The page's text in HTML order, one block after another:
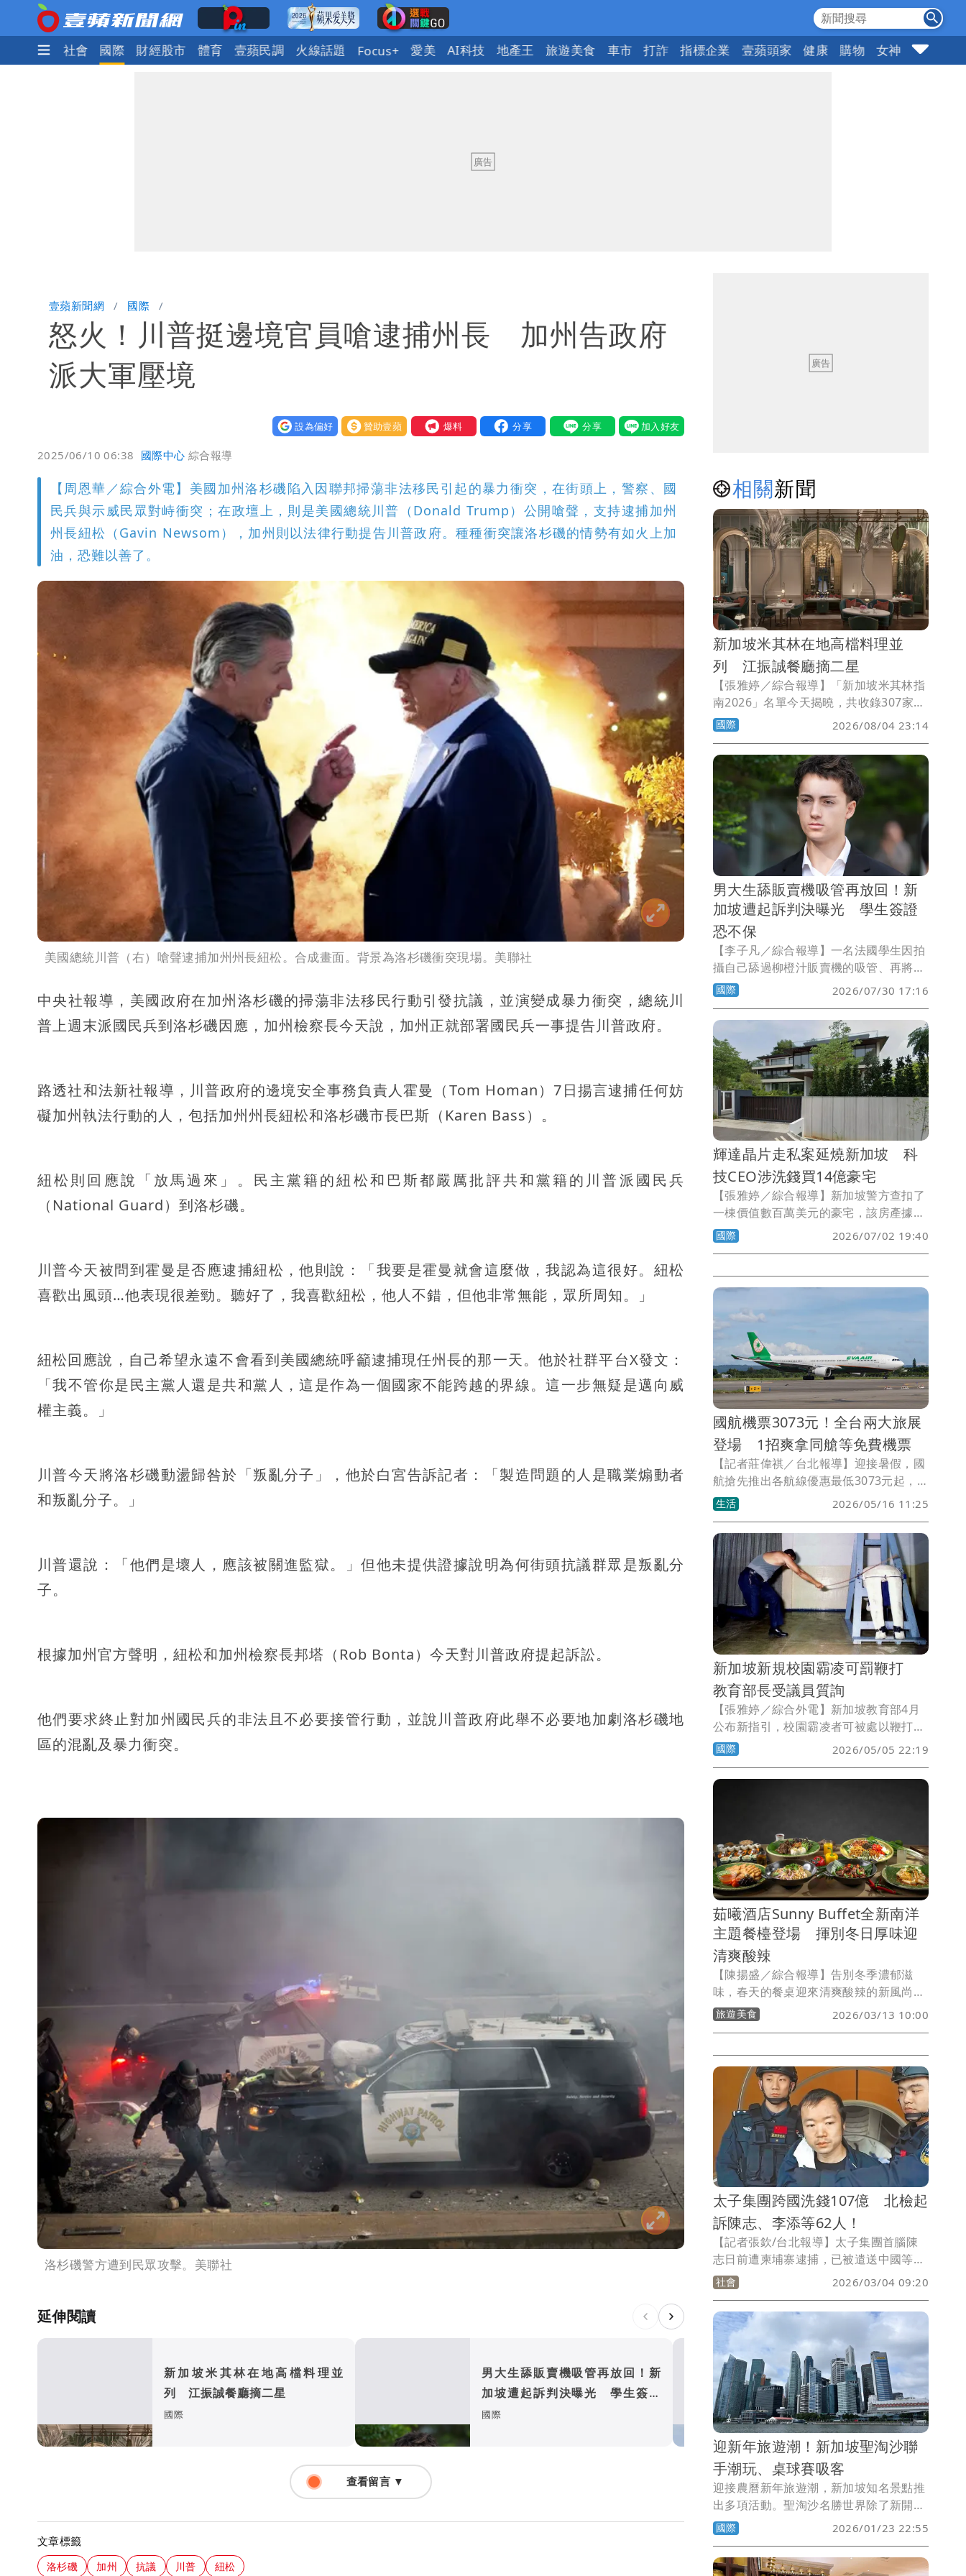
政治 社會 國際 財經股市 體育 壹蘋民調 火線話題 Focus+ 愛美 AI科技 地產王 旅遊美食 車市 打詐 指標企業 壹蘋頭家 健康 購物 女神 10點強打
壹蘋新聞網 國際
怒火！川普挺邊境官員嗆逮捕州長 加州告政府
派大軍壓境
設為偏好 贊助壹蘋 我要爆料
2025/06/10 06:38 國際中心 綜合報導
【周恩華／綜合外電】美國加州洛杉磯陷入因聯邦掃蕩非法移民引起的暴力衝突，在街頭上，警察、國
民兵與示威民眾對峙衝突；在政壇上，則是美國總統川普（Donald Trump）公開嗆聲，支持逮捕加州
州長紐松（Gavin Newsom），加州則以法律行動提告川普政府。種種衝突讓洛杉磯的情勢有如火上加
油，恐難以善了。
美國總統川普（右）嗆聲逮捕加州州長紐松。合成畫面。背景為洛杉磯衝突現場。美聯社
中央社報導，美國政府在加州洛杉磯的掃蕩非法移民行動引發抗議，並演變成暴力衝突，總統川
普上週末派國民兵到洛杉磯因應，加州檢察長今天說，加州正就部署國民兵一事提告川普政府。
路透社和法新社報導，川普政府的邊境安全事務負責人霍曼（Tom Homan）7日揚言逮捕任何妨
礙加州執法行動的人，包括加州州長紐松和洛杉磯市長巴斯（Karen Bass）。
紐松則回應說「放馬過來」。民主黨籍的紐松和巴斯都嚴厲批評共和黨籍的川普派國民兵
（National Guard）到洛杉磯。
川普今天被問到霍曼是否應逮捕紐松，他則說：「我要是霍曼就會這麼做，我認為這很好。紐松
喜歡出風頭…他表現很差勁。聽好了，我喜歡紐松，他人不錯，但他非常無能，眾所周知。」
紐松回應說，自己希望永遠不會看到美國總統呼籲逮捕現任州長的那一天。他於社群平台X發文：
「我不管你是民主黨人還是共和黨人，這是作為一個國家不能跨越的界線。這一步無疑是邁向威
權主義。」
川普今天將洛杉磯動盪歸咎於「叛亂分子」，他於白宮告訴記者：「製造問題的人是職業煽動者
和叛亂分子。」
川普還說：「他們是壞人，應該被關進監獄。」但他未提供證據說明為何街頭抗議群眾是叛亂分
子。
根據加州官方聲明，紐松和加州檢察長邦塔（Rob Bonta）今天對川普政府提起訴訟。
他們要求終止對加州國民兵的非法且不必要接管行動，並說川普政府此舉不必要地加劇洛杉磯地
區的混亂及暴力衝突。
洛杉磯警方遭到民眾攻擊。美聯社
延伸閱讀
新加坡米其林在地高檔料理並
列 江振誠餐廳摘二星
國際
男大生舔販賣機吸管再放回！新
加坡遭起訴判決曝光 學生簽證
恐不保
國際
輝達晶片走私案延燒新加坡
技CEO涉洗錢買14億豪宅
國際
查看留言 ▼
文章標籤
洛杉磯 加州 抗議 川普 紐松
相關新聞
新加坡米其林在地高檔料理並
列 江振誠餐廳摘二星
【張雅婷／綜合報導】「新加坡米其林指
南2026」名單今天揭曉，共收錄307家餐
飲場所，其中3家摘下米其林三星、9家獲
米其林二星、33家獲米其林一星。其中，
由名廚江振誠帶領、坐落於新加坡萊佛士
酒店餐廳空間的1887 by André，獲得米
其林二星。
國際 2026/08/04 23:14
男大生舔販賣機吸管再放回！新
加坡遭起訴判決曝光 學生簽證
恐不保
【李子凡／綜合報導】一名法國學生因拍
攝自己舔過柳橙汁販賣機的吸管、再將吸
管放回機器的影片，並上傳社群媒體，引
發外界譁然。今天該學生在新加坡法庭上
承認公共滋擾罪，被判罰款465美元（約
1.5萬元台幣）。
國際 2026/07/30 17:16
輝達晶片走私案延燒新加坡 科
技CEO涉洗錢買14億豪宅
【張雅婷／綜合報導】新加坡警方查扣了
一棟價值數百萬美元的豪宅，該房產據稱
是以走私輝達（Nvidia）人工智慧（AI）
晶片所得收益購買。
國際 2026/07/02 19:40
國航機票3073元！全台兩大旅展
登場 1招爽拿同艙等免費機票
【記者莊偉祺／台北報導】迎接暑假，國
航搶先推出各航線優惠最低3073元起，配
合全台兩大旅展登場，期間購買機票還有
機會抽中同艙等免費機票。同時，也與新
加坡旅遊局合作推廣，統計台人第一季入
境就增16%。
生活 2026/05/16 11:25
新加坡新規校園霸凌可罰鞭打
教育部長受議員質詢
【張雅婷／綜合外電】新加坡教育部4月
公布新指引，校園霸凌者可被處以鞭打懲
罰。但新加坡教育部長李智陞今天對國會
表示，這項處罰僅會作為最後手段，並配
合嚴格的保護措施。
國際 2026/05/05 22:19
茹曦酒店Sunny Buffet全新南洋
主題餐檯登場 揮別冬日厚味迎
清爽酸辣
【陳揚盛／綜合報導】告別冬季濃郁滋
味，春天的餐桌迎來清爽酸辣的新風尚。
位於捷運小巨蛋站旁的茹曦酒店Sunny
Buffet，即日起推出全新南洋主題餐檯，
勾勒熱帶氣息，呈現多道道地南洋佳餚。
價格方面，假日下午茶每人1080元
+10%，平日午餐與晚餐每人1180元
+10%，週五晚餐及假日午、晚餐每人
1380元+10%。此外，餐廳為壽星準備專
屬優惠：當月壽星於平日午餐或晚餐用
餐，2人同行1人半價，4人同行1人免費，
無論年終聚會或慶生派對都相當合適。
旅遊美食 2026/03/13 10:00
太子集團跨國洗錢107億 北檢起
訴陳志、李添等62人！
【記者張欽/台北報導】太子集團首腦陳
志日前遭柬埔寨逮捕，已被遣送中國等待
調查。北檢深入追查偵辦太子集團在台洗
錢、博弈等犯行，羈押在台核心幹部辜淑
雯等9人，多達百名被告及公司涉案，因
於押期將屆，北檢今天上午偵查終結，全
案依洗錢、賭博、組織犯罪等罪起訴62
人，包括未到案的集團首腦陳志、李添、
帳房陳秀玲(新加坡籍)以及曾管理台灣太
子不動產投資的主管張剛耀(新加坡籍)等3
人，另起訴13間涉案的成員公司，共24人
緩起訴，全部都是網路工程師，僅雪茄館
老闆陳韋翔1人獲不起訴，此外，北檢還
通緝3名被告，包括天旭公司負責人、新
加坡籍的楊星發等人。
社會 2026/03/04 09:20
迎新年旅遊潮！新加坡聖淘沙聯
手潮玩、桌球賽吸客
迎接農曆新年旅遊潮，新加坡知名景點推
出多項活動。聖淘沙名勝世界除了新開業
飯店，還攜手潮玩品牌打造裝置藝術，與
世界桌球職業大聯盟合作舉辦賽事。藝術
科學博物館則推出巨幅昆蟲影像展，盼吸
國際 2026/01/23 22:55